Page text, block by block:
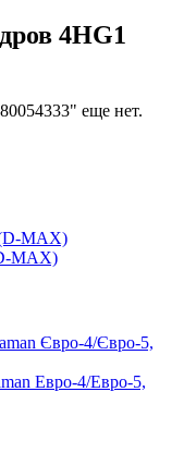
4HG1
еще нет.
MAX)
Евро-4/Евро-5,